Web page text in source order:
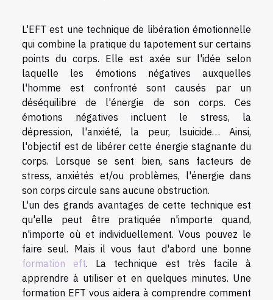
L'EFT est une technique de libération émotionnelle
qui combine la pratique du tapotement sur certains
points du corps. Elle est axée sur l'idée selon
laquelle les émotions négatives auxquelles
l'homme est confronté sont causés par un
déséquilibre de l'énergie de son corps. Ces
émotions négatives incluent le stress, la
dépression, l'anxiété, la peur, lsuicide… Ainsi,
l'objectif est de libérer cette énergie stagnante du
corps. Lorsque se sent bien, sans facteurs de
stress, anxiétés et/ou problèmes, l'énergie dans
son corps circule sans aucune obstruction.
L'un des grands avantages de cette technique est
qu'elle peut être pratiquée n'importe quand,
n'importe où et individuellement. Vous pouvez le
faire seul. Mais il vous faut d'abord une bonne
formation eft. La technique est très facile à
apprendre à utiliser et en quelques minutes. Une
formation EFT vous aidera à comprendre comment